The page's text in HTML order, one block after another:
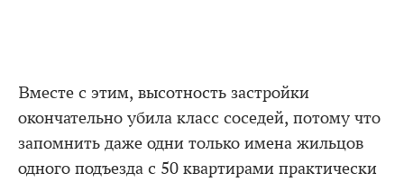
Вместе с этим, высотность застройки
окончательно убила класс соседей, потому что
запомнить даже одни только имена жильцов
одного подъезда с 50 квартирами практически